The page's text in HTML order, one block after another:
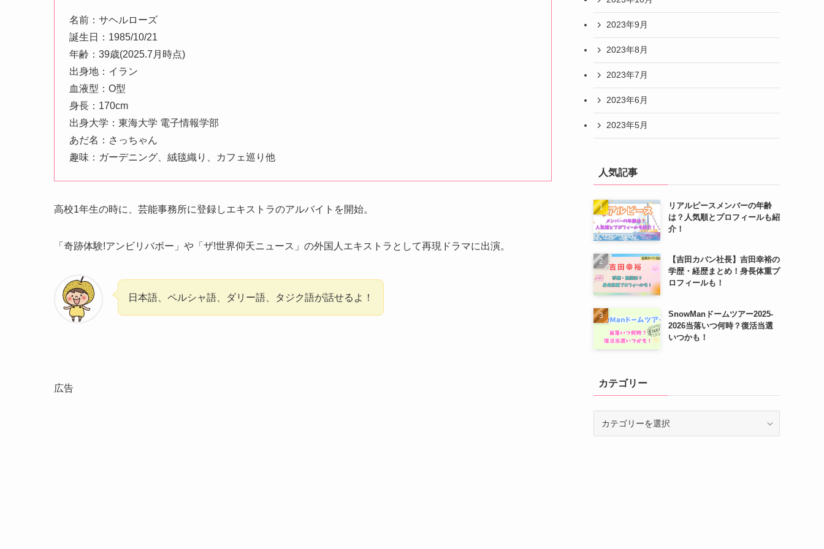
名前：サヘルローズ
誕生日：1985/10/21
年齢：39歳(2025.7月時点)
出身地：イラン
血液型：O型
身長：170cm
出身大学：東海大学 電子情報学部
あだ名：さっちゃん
趣味：ガーデニング、絨毯織り、カフェ巡り他
高校1年生の時に、芸能事務所に登録しエキストラのアルバイトを開始。
「奇跡体験!アンビリバボー」や「ザ!世界仰天ニュース」の外国人エキストラとして再現ドラマに出演。
日本語、ペルシャ語、ダリー語、タジク語が話せるよ！
広告
2023年9月
2023年8月
2023年7月
2023年6月
2023年5月
人気記事
リアルピースメンバーの年齢
は？人気順とプロフィールも紹
介！
【吉田カバン社長】吉田幸裕の
学歴・経歴まとめ！身長体重プ
ロフィールも！
SnowManドームツアー2025-
2026当落いつ何時？復活当選
いつかも！
カテゴリー